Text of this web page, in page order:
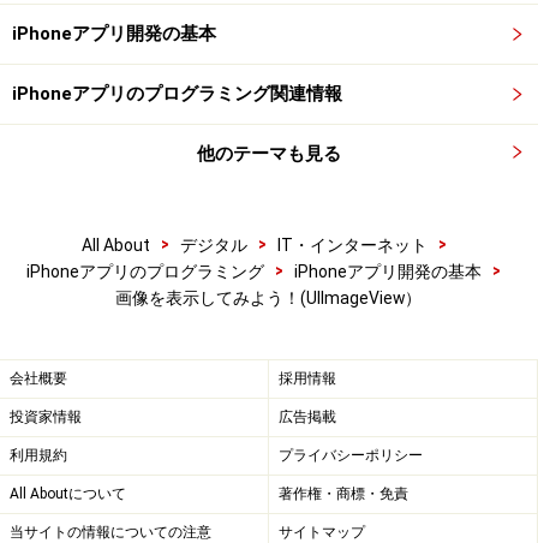
iPhoneアプリ開発の基本
iPhoneアプリのプログラミング関連情報
他のテーマも見る
All About > デジタル > IT・インターネット
>
iPhoneアプリのプログラミング
> iPhoneアプリ開発の基本
>
画像を表示してみよう！(UIImageView）
会社概要 採用情報
投資家情報 広告掲載
利用規約 プライバシーポリシー
All Aboutについて 著作権・商標・免責
当サイトの情報についての注意 サイトマップ